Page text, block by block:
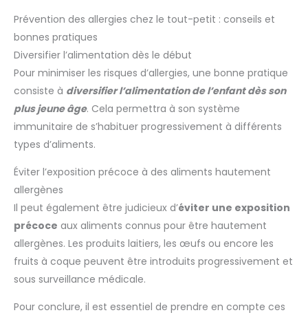
Prévention des allergies chez le tout-petit : conseils et
bonnes pratiques
Diversifier l’alimentation dès le début
Pour minimiser les risques d’allergies, une bonne pratique
consiste à diversifier l’alimentation de l’enfant dès son
plus jeune âge. Cela permettra à son système
immunitaire de s’habituer progressivement à différents
types d’aliments.
Éviter l’exposition précoce à des aliments hautement
allergènes
Il peut également être judicieux d’éviter une exposition
précoce aux aliments connus pour être hautement
allergènes. Les produits laitiers, les œufs ou encore les
fruits à coque peuvent être introduits progressivement et
sous surveillance médicale.
Pour conclure, il est essentiel de prendre en compte ces